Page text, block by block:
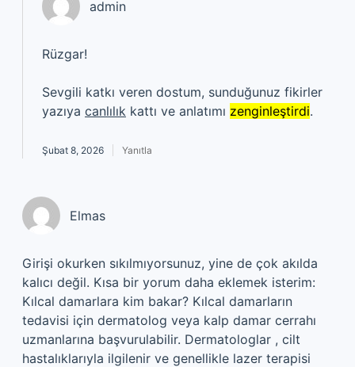
admin
Rüzgar!
Sevgili katkı veren dostum, sunduğunuz fikirler
yazıya canlılık kattı ve anlatımı zenginleştirdi.
Şubat 8, 2026 Yanıtla
Elmas
Girişi okurken sıkılmıyorsunuz, yine de çok akılda
kalıcı değil. Kısa bir yorum daha eklemek isterim:
Kılcal damarlara kim bakar? Kılcal damarların
tedavisi için dermatolog veya kalp damar cerrahı
uzmanlarına başvurulabilir. Dermatologlar , cilt
hastalıklarıyla ilgilenir ve genellikle lazer terapisi